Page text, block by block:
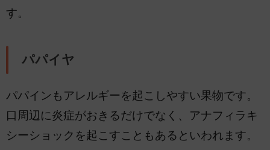
す。
パパイヤ
パパインもアレルギーを起こしやすい果物です。
口周辺に炎症がおきるだけでなく、アナフィラキ
シーショックを起こすこともあるといわれます。